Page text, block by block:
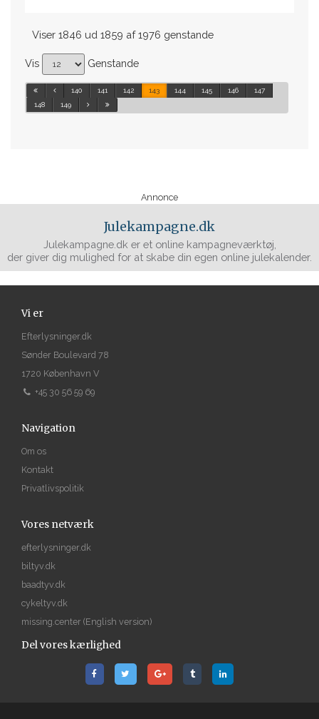
Viser 1846 ud 1859 af 1976 genstande
Vis Genstande
140 141 142 143 144 145 146
147
148
149
Annonce
Julekampagne.dk
Julekampagne.dk er et online kampagneværktøj,
der giver dig mulighed for at skabe din egen online julekalender.
Vi er
Efterlysninger.dk
Sønder Boulevard 78
1720 København V
+45 30 56 59 69
Navigation
Om os
Kontakt
Privatlivspolitik
Vores netværk
efterlysninger.dk
biltyv.dk
baadtyv.dk
cykeltyv.dk
missing.center (English version)
Del vores kærlighed